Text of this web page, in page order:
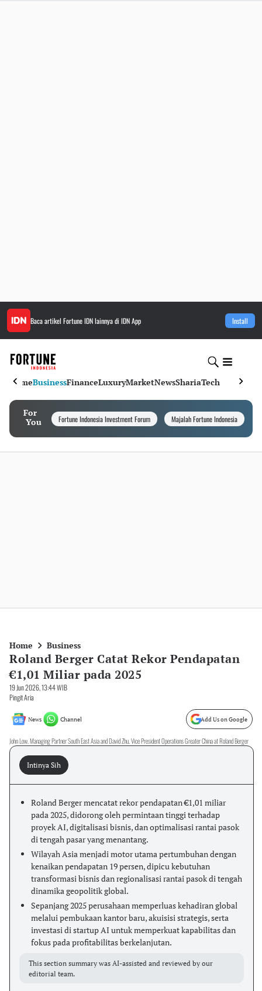
Baca artikel Fortune IDNlainnya di IDN App Install
HomeBusinessFinanceLuxuryMarketNewsShariaTech
For
You
Fortune Indonesia Investment Forum Majalah Fortune Indonesia
Home Business
Roland Berger Catat Rekor Pendapatan
€1,01 Miliar pada 2025
19 Jun 2026, 13:44 WIB
Pingit Aria
News Channel Add Us on Google
John Low, Managing Partner South East Asia and David Zhu, Vice President Operations Greater China at Roland Berger
Intinya Sih
Roland Berger mencatat rekor pendapatan €1,01 miliar
pada 2025, didorong oleh permintaan tinggi terhadap
proyek AI, digitalisasi bisnis, dan optimalisasi rantai pasok
di tengah pasar yang menantang.
Wilayah Asia menjadi motor utama pertumbuhan dengan
kenaikan pendapatan 19 persen, dipicu kebutuhan
transformasi bisnis dan regionalisasi rantai pasok di tengah
dinamika geopolitik global.
Sepanjang 2025 perusahaan memperluas kehadiran global
melalui pembukaan kantor baru, akuisisi strategis, serta
investasi di startup AI untuk memperkuat kapabilitas dan
fokus pada profitabilitas berkelanjutan.
This section summary was AI-assisted and reviewed by our
editorial team.